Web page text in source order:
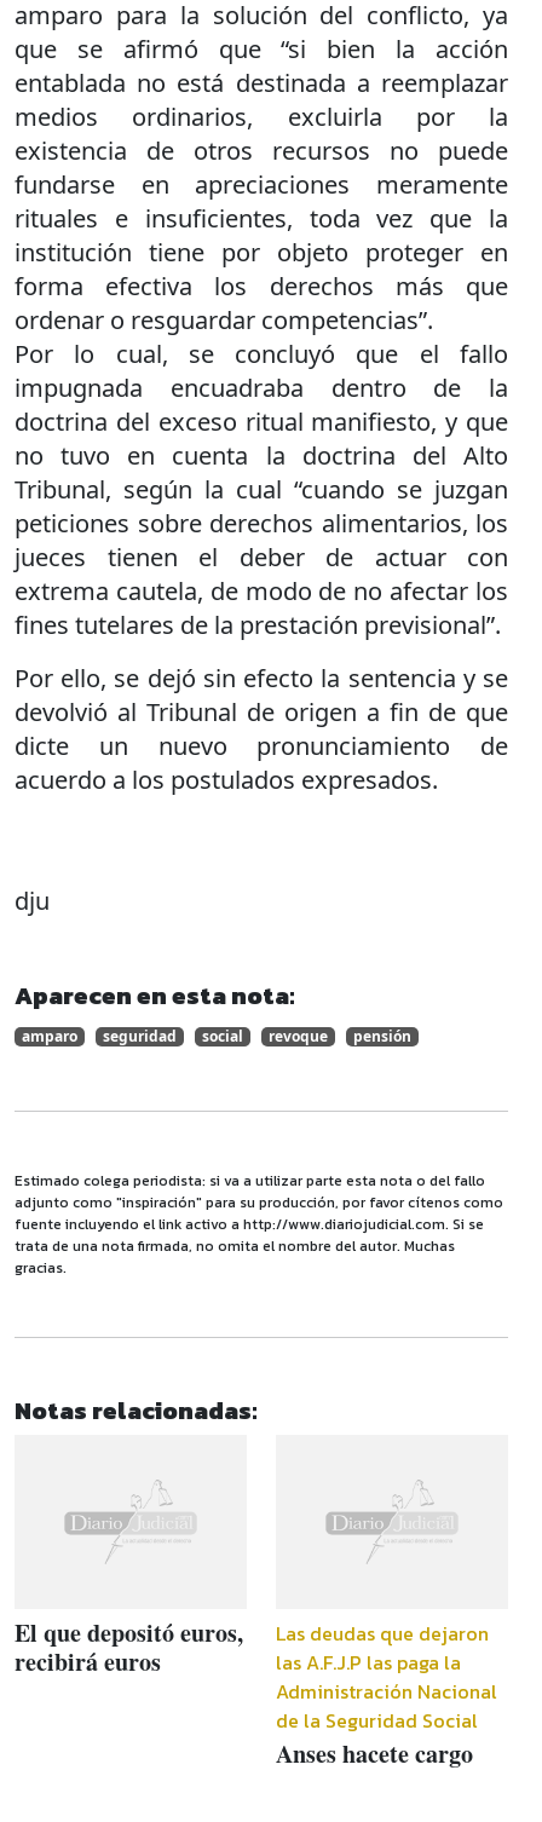
amparo para la solución del conflicto, ya
que se afirmó que “si bien la acción
entablada no está destinada a reemplazar
medios ordinarios, excluirla por la
existencia de otros recursos no puede
fundarse en apreciaciones meramente
rituales e insuficientes, toda vez que la
institución tiene por objeto proteger en
forma efectiva los derechos más que
ordenar o resguardar competencias”.
Por lo cual, se concluyó que el fallo
impugnada encuadraba dentro de la
doctrina del exceso ritual manifiesto, y que
no tuvo en cuenta la doctrina del Alto
Tribunal, según la cual “cuando se juzgan
peticiones sobre derechos alimentarios, los
jueces tienen el deber de actuar con
extrema cautela, de modo de no afectar los
fines tutelares de la prestación previsional”.
Por ello, se dejó sin efecto la sentencia y se
devolvió al Tribunal de origen a fin de que
dicte un nuevo pronunciamiento de
acuerdo a los postulados expresados.
dju
Aparecen en esta nota:
amparo seguridad social revoque pensión
Estimado colega periodista: si va a utilizar parte esta nota o del fallo
adjunto como "inspiración" para su producción, por favor cítenos como
fuente incluyendo el link activo a http://www.diariojudicial.com. Si se
trata de una nota firmada, no omita el nombre del autor. Muchas
gracias.
Notas relacionadas:
El que depositó euros,
recibirá euros
Las deudas que dejaron
las A.F.J.P las paga la
Administración Nacional
de la Seguridad Social
Anses hacete cargo